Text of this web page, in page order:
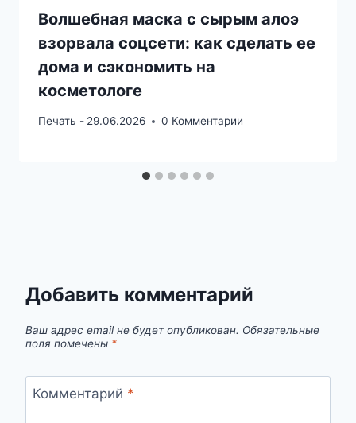
Волшебная маска с сырым алоэ
взорвала соцсети: как сделать ее
дома и сэкономить на
косметологе
Печать - 29.06.2026 0 Комментарии
Добавить комментарий
Ваш адрес email не будет опубликован. Обязательные
поля помечены *
Комментарий *